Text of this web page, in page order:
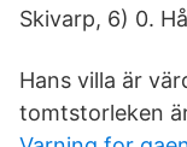
Skivarp, 6) 0.
Hans villa är
tomtstorleken